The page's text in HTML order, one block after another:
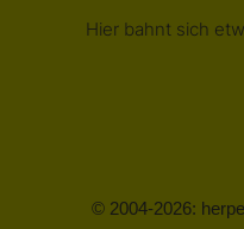
Hier bahnt sich
© 2004-2026: